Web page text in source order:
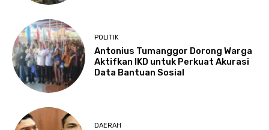
POLITIK
Antonius Tumanggor Dorong Warga
Aktifkan IKD untuk Perkuat Akurasi
Data Bantuan Sosial
DAERAH